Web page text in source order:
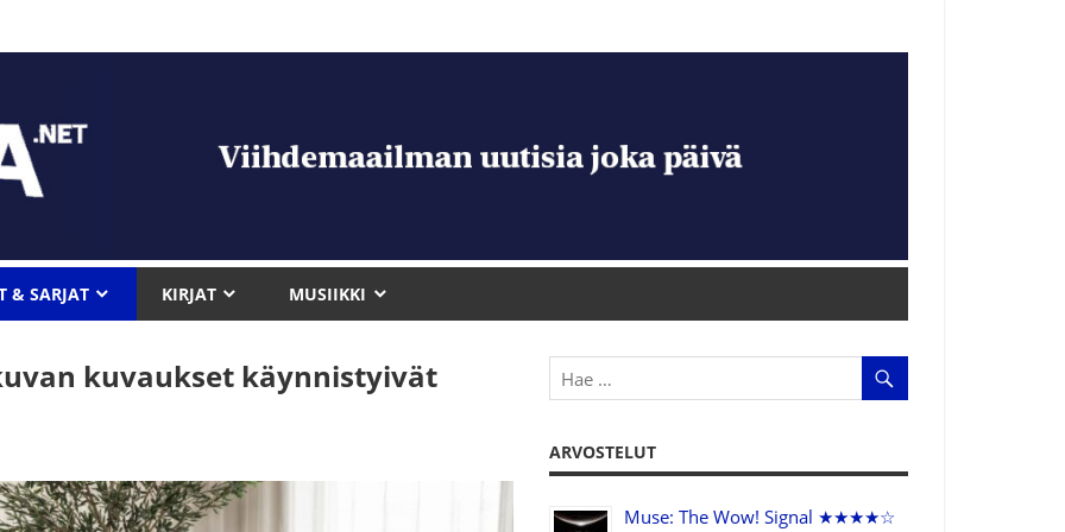
& SARJAT KIRJAT MUSIIKKI
kuvaukset käynnistyivät
ARVOSTELUT
Muse: The Wow! Signal ★★★★☆